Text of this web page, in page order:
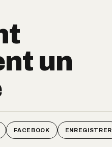
un
FACEBOOK ENREGISTRER